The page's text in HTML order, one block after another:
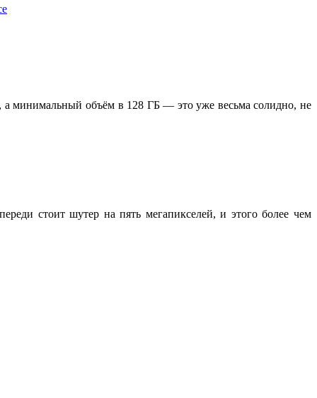
а минимальный объём в 128 ГБ — это уже весьма солидно, не
стоит шутер на пять мегапикселей, и этого более чем